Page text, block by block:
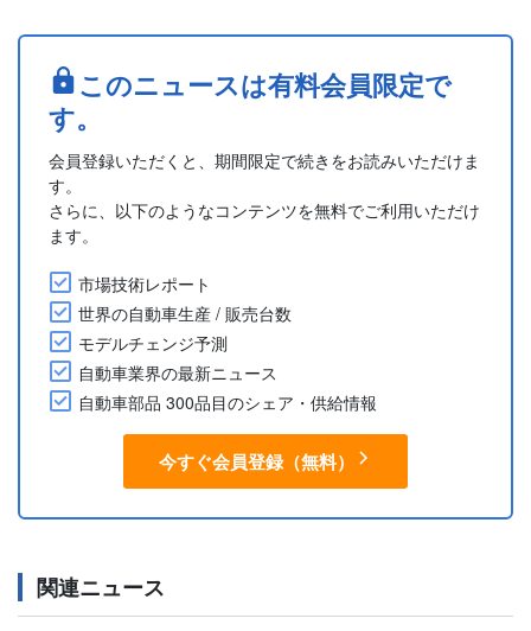
れらのトラックは、ネバダギガファクトリー(Gigafactory
Nevada)内に新設される専用施設で製造される予定。
・最初の50台は202....
このニュースは有料会員限定で
す。
会員登録いただくと、期間限定で続きをお読みいただけま
す。
さらに、以下のようなコンテンツを無料でご利用いただけ
ます。
市場技術レポート
世界の自動車生産 / 販売台数
モデルチェンジ予測
自動車業界の最新ニュース
自動車部品 300品目のシェア・供給情報
今すぐ会員登録（無料）
関連ニュース